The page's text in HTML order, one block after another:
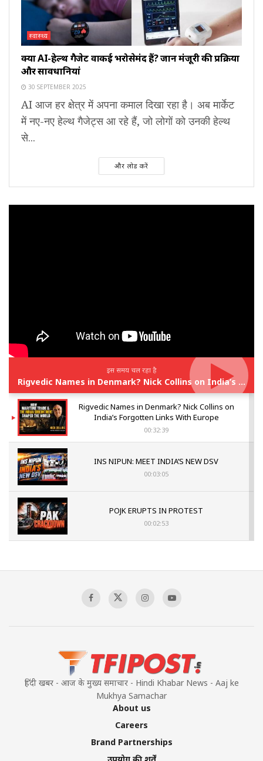
स्वास्थ्य
क्या AI-हेल्थ गैजेट वाकई भरोसेमंद हैं? जानें मंजूरी की प्रक्रिया
और सावधानियां
30 SEPTEMBER 2025
AI आज हर क्षेत्र में अपना कमाल दिखा रहा है। अब मार्केट
में नए-नए हेल्थ गैजेट्स आ रहे हैं, जो लोगों को उनकी हेल्थ
से...
और लोड करें
इस समय चल रहा है
Rigvedic Names in Denmark? Nick Collins on India’s Forgotten Links With Europe
Rigvedic Names in Denmark? Nick Collins on
India’s Forgotten Links With Europe
00:32:39
INS NIPUN: MEET INDIA’S NEW DSV
00:03:05
POJK ERUPTS IN PROTEST
00:02:53
Sagar
हिंदी खबर - आज के मुख्य समाचार - Hindi Khabar News - Aaj ke
Mukhya Samachar
About us
Careers
Brand Partnerships